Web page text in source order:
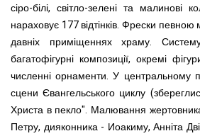
сіро-білі, світло-зелені та малинові
нараховує 177 відтінків. Фрески певною
давніх приміщеннях храму.
багатофігурні композиції, окремі
численні орнаменти. У центральному
сцени Євангельського циклу
Христа в пекло". Малювання
Петру, дияконника - Иоакиму, Анніта Дві